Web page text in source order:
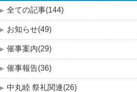
全ての記事(144)
お知らせ(49)
催事案内(29)
催事報告(36)
中丸睦 祭礼関連(26)